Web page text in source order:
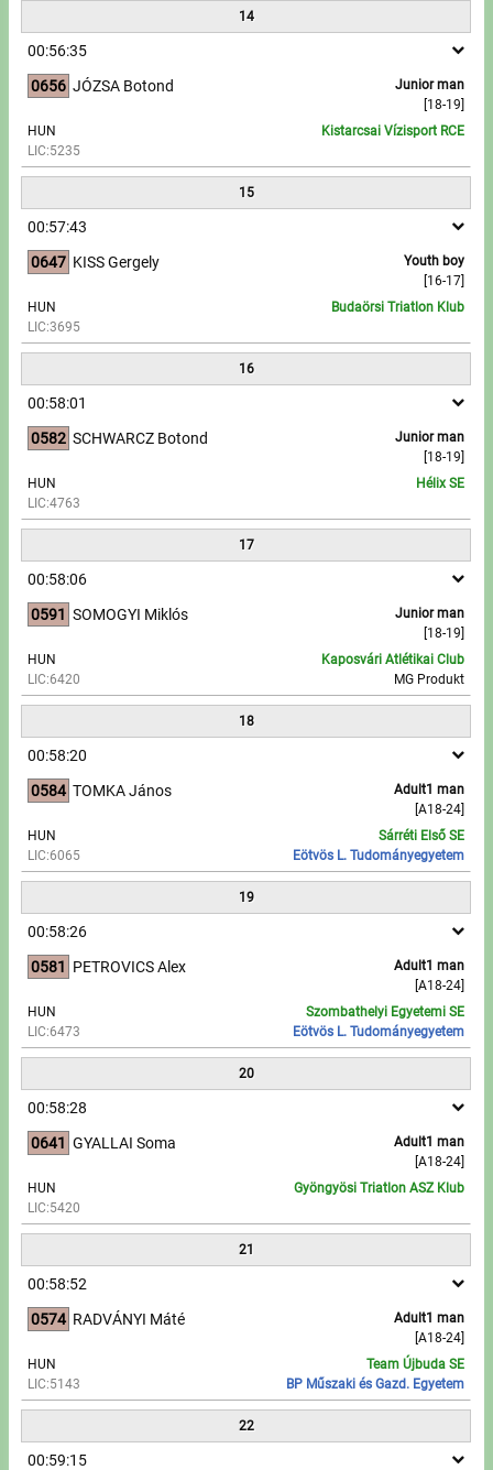
14
00:56:35
0656
Junior man
[18-19]
JÓZSA Botond
HUN
LIC:5235
Kistarcsai Vízisport RCE
15
00:57:43
0647
Youth boy
[16-17]
KISS Gergely
HUN
LIC:3695
Budaörsi Triatlon Klub
16
00:58:01
0582
Junior man
[18-19]
SCHWARCZ Botond
HUN
LIC:4763
Hélix SE
17
00:58:06
0591
Junior man
[18-19]
SOMOGYI Miklós
HUN
LIC:6420
Kaposvári Atlétikai Club
MG Produkt
18
00:58:20
0584
Adult1 man
[A18-24]
TOMKA János
HUN
LIC:6065
Sárréti Első SE
Eötvös L. Tudományegyetem
19
00:58:26
0581
Adult1 man
[A18-24]
PETROVICS Alex
HUN
LIC:6473
Szombathelyi Egyetemi SE
Eötvös L. Tudományegyetem
20
00:58:28
0641
Adult1 man
[A18-24]
GYALLAI Soma
HUN
LIC:5420
Gyöngyösi Triatlon ASZ Klub
21
00:58:52
0574
Adult1 man
[A18-24]
RADVÁNYI Máté
HUN
LIC:5143
Team Újbuda SE
BP Műszaki és Gazd. Egyetem
22
00:59:15